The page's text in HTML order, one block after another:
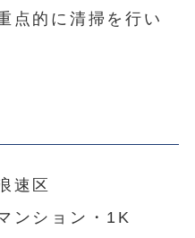
点的に清掃を行い
速区
ンション・1K